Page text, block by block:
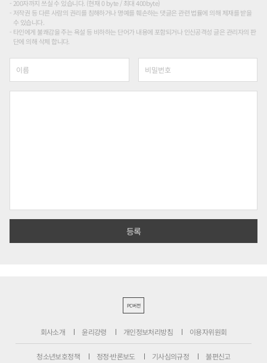
200자까지 쓰실 수 있습니다. (현재 0 byte / 최대 400byte)
저작권 등 다른 사람의 권리를 침해하거나 명예를 훼손하는 댓글은 관련 법률에 의해 제재를 받을
수 있습니다.
타인에게 불쾌감을 주는 욕설 등 비하하는 단어가 내용에 포함되거나 인신공격성 글은 관리자의 판
단에 의해 삭제 합니다.
PC버전
회사소개 윤리강령 개인정보처리방침 이용자위원회
청소년보호정책 정정·반론보도 기사심의규정 불편신고